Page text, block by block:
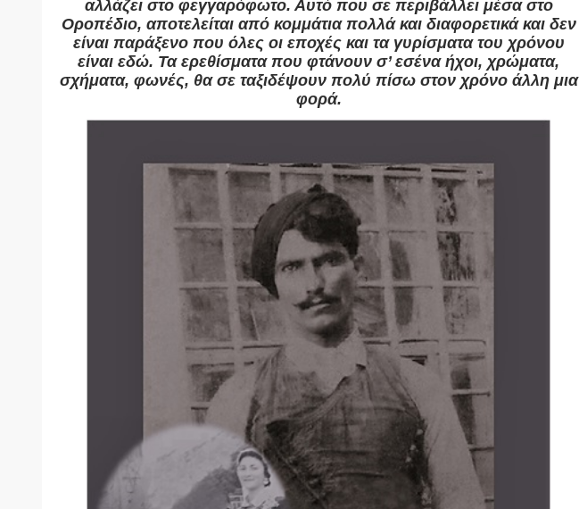
αλλάζει στο φεγγαρόφωτο. Αυτό που σε περιβάλλει μέσα στο
Οροπέδιο, αποτελείται από κομμάτια πολλά και διαφορετικά και δεν
είναι παράξενο που όλες οι εποχές και τα γυρίσματα του χρόνου
είναι εδώ. Τα ερεθίσματα που φτάνουν σ’ εσένα ήχοι, χρώματα,
σχήματα, φωνές, θα σε ταξιδέψουν πολύ πίσω στον χρόνο άλλη μια
φορά.